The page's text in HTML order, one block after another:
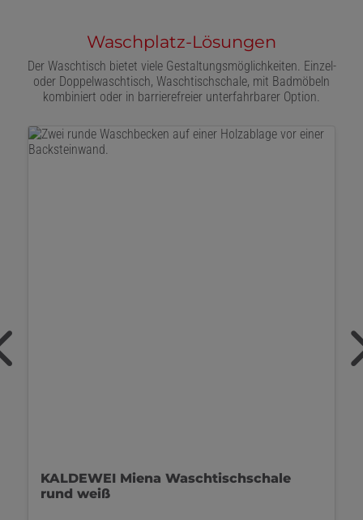
Waschplatz-Lösungen
Der Waschtisch bietet viele Gestaltungsmöglichkeiten. Einzel-
oder Doppelwaschtisch, Waschtischschale, mit Badmöbeln
kombiniert oder in barrierefreier unterfahrbarer Option.
KLUDI Icos Waschtischunterschrank
weiß